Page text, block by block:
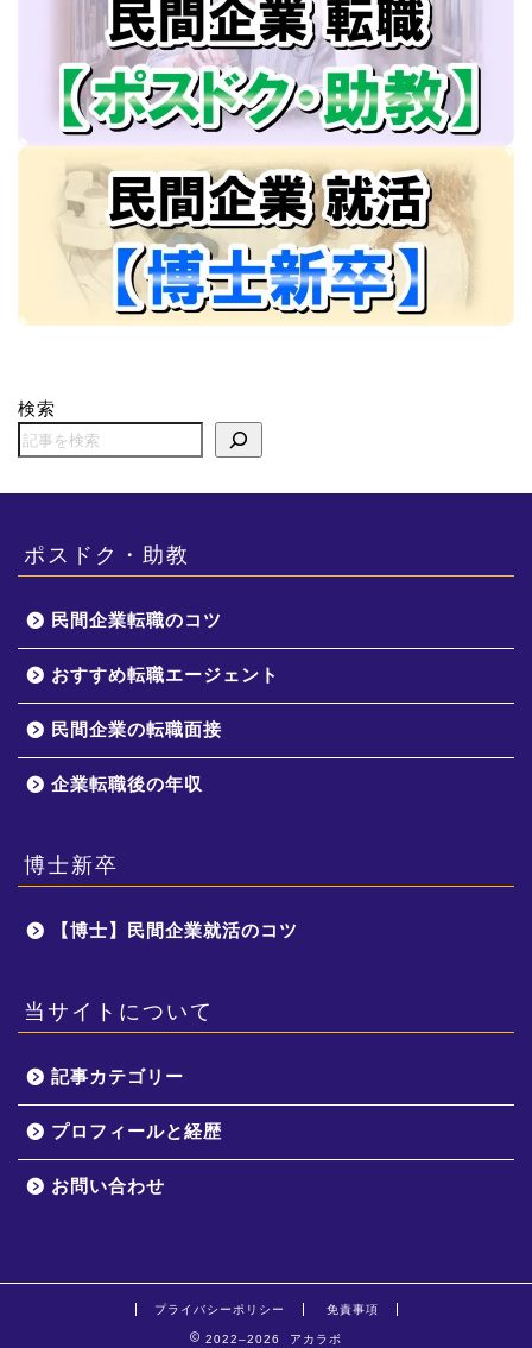
検索
ポスドク・助教
民間企業転職のコツ
おすすめ転職エージェント
民間企業の転職面接
企業転職後の年収
博士新卒
【博士】民間企業就活のコツ
当サイトについて
記事カテゴリー
プロフィールと経歴
お問い合わせ
プライバシーポリシー 免責事項
2022–2026 アカラボ